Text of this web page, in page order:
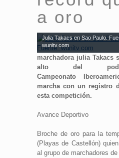
a oro
Julia Takacs en Sao Paulo.
wunitv.com
marchadora julia Takacs
alto del
Campeonato
marcha con un registro
esta competición.
Avance Deportivo
Broche de oro para la
(Playas de Castellón) quien
al grupo de marchadores